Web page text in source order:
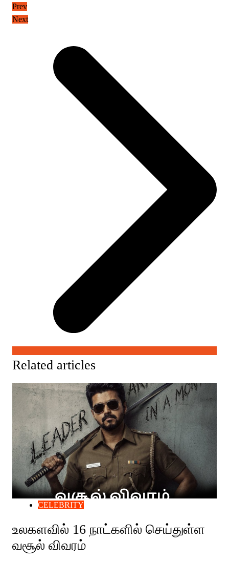
Prev
Next
Related articles
CELEBRITY
உலகளவில் 16 நாட்களில் செய்துள்ள
வசூல் விவரம்